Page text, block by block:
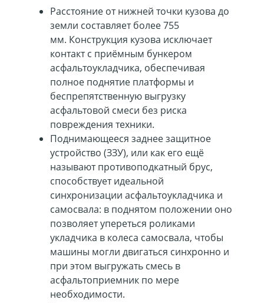
Расстояние от нижней точки кузова до
земли составляет более 755
мм. Конструкция кузова исключает
контакт с приёмным бункером
асфальтоукладчика, обеспечивая
полное поднятие платформы и
беспрепятственную выгрузку
асфальтовой смеси без риска
повреждения техники.
Поднимающееся заднее защитное
устройство (ЗЗУ), или как его ещё
называют противоподкатный брус,
способствует идеальной
синхронизации асфальтоукладчика и
самосвала: в поднятом положении оно
позволяет упереться роликами
укладчика в колеса самосвала, чтобы
машины могли двигаться синхронно и
при этом выгружать смесь в
асфальтоприемник по мере
необходимости.